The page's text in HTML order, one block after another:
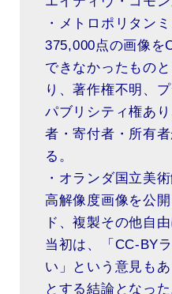
・メトロポリタン
375,000点の画像を
できなかったもの
り、著作権不明、
パブリシティ権あ
者・寄付者・所有
る。
・オランダ国立美
高解像度画像を公
ド、複製その他自
当初は、「CC-BY
い」という意見も
とする結論となっ